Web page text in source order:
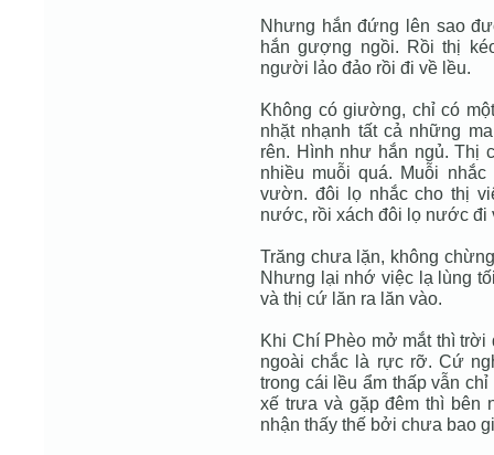
Nhưng hắn đứng lên sao
hắn gượng ngồi. Rồi thị
người lảo đảo rồi đi về lều.
Không có giường, chỉ có
nhặt nhạnh tất cả những
rên. Hình như hắn ngủ. Thị
nhiều muỗi quá. Muỗi
vườn. đôi lọ nhắc cho thị
nước, rồi xách đôi lọ nước đi
Trăng chưa lặn, không
Nhưng lại nhớ việc lạ lùng
và thị cứ lăn ra lăn vào.
Khi Chí Phèo mở mắt thì trời
ngoài chắc là rực rỡ. Cứ
trong cái lều ẩm thấp vẫn
xế trưa và gặp đêm thì bên
nhận thấy thế bởi chưa bao